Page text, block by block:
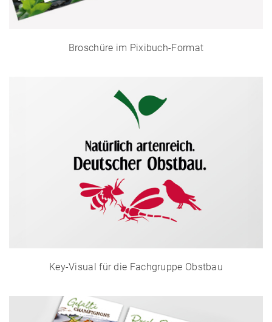
Broschüre im Pixibuch-Format
Key-Visual für die Fachgruppe Obstbau